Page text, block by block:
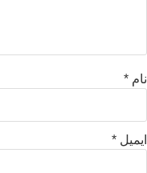
نام *
ایمیل *